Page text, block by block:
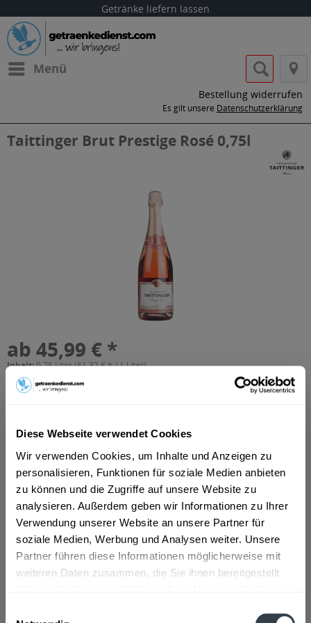
Diese Webseite verwendet Cookies
Wir verwenden Cookies, um Inhalte und Anzeigen zu
personalisieren, Funktionen für soziale Medien anbieten
zu können und die Zugriffe auf unsere Website zu
analysieren. Außerdem geben wir Informationen zu Ihrer
Verwendung unserer Website an unsere Partner für
soziale Medien, Werbung und Analysen weiter. Unsere
Partner führen diese Informationen möglicherweise mit
weiteren Daten zusammen, die Sie ihnen bereitgestellt
Getränke liefern lassen
Menü
Bestellung widerrufen
Es gilt unsere Datenschutzerklärung
Taittinger Brut Prestige Rosé 0,75l
ab 45,99 € *
Inhalt:0.75 Liter (61,32 € * / 1 Liter)
inkl. MwSt.
ggf. zzgl. Erschwerniszuschlag
Vorrätig
In denWarenkorb
Artikel-Nr.:
13275
Verfügbar in:
Erkrath
Beschreibung
mehr